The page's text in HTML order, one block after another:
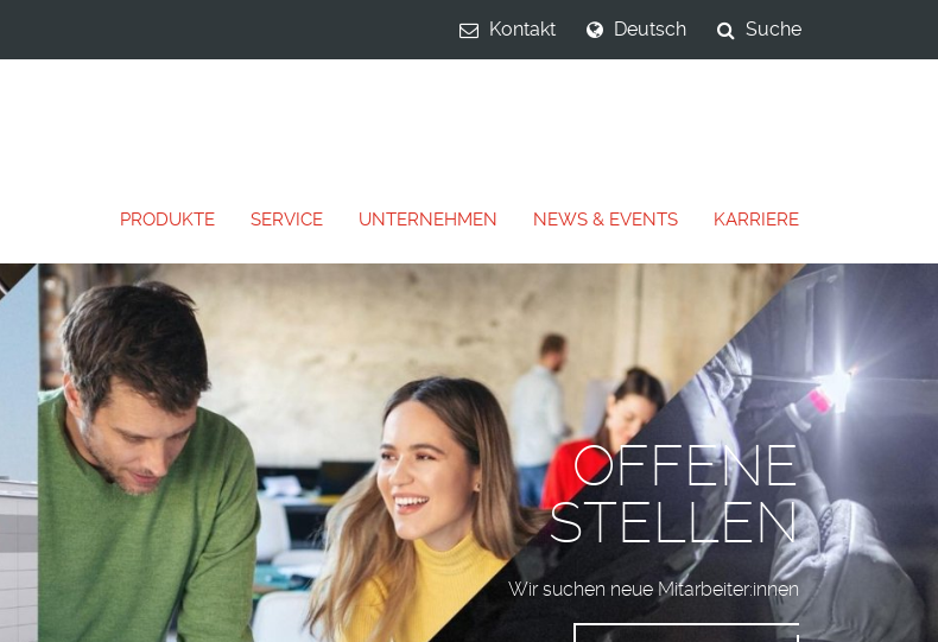
Kontakt Deutsch Suche
PRODUKTE SERVICE UNTERNEHMEN NEWS & EVENTS KARRIERE
EXPERTEN FÜR
INDUSTRIEÖFEN
Leidenschaft für die Wärmebehandlung